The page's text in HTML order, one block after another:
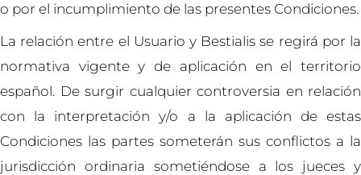
o por el incumplimiento de las presentes Condiciones.
La relación entre el Usuario y Bestialis se regirá por la
normativa vigente y de aplicación en el territorio
español. De surgir cualquier controversia en relación
con la interpretación y/o a la aplicación de estas
Condiciones las partes someterán sus conflictos a la
jurisdicción ordinaria sometiéndose a los jueces y